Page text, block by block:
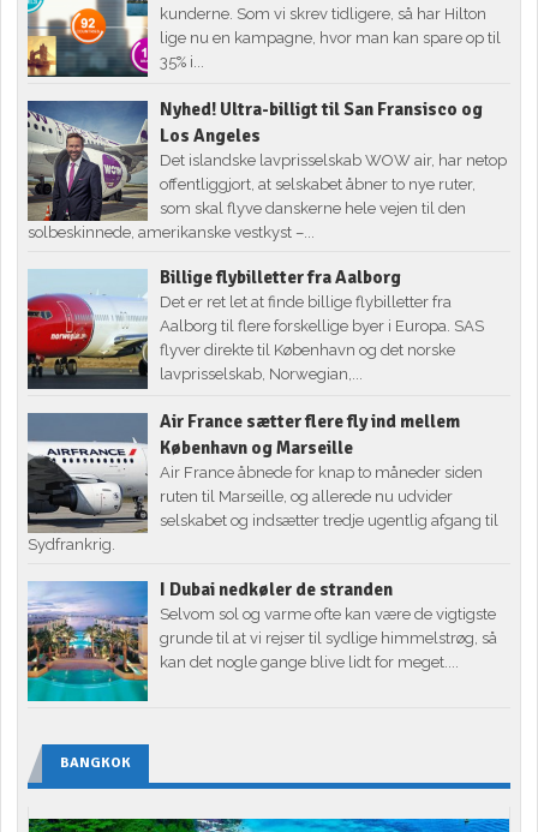
kunderne. Som vi skrev tidligere, så har Hilton
lige nu en kampagne, hvor man kan spare op til
35% i...
Nyhed! Ultra-billigt til San Fransisco og
Los Angeles
Det islandske lavprisselskab WOW air, har netop
offentliggjort, at selskabet åbner to nye ruter,
som skal flyve danskerne hele vejen til den
solbeskinnede, amerikanske vestkyst –...
Billige flybilletter fra Aalborg
Det er ret let at finde billige flybilletter fra
Aalborg til flere forskellige byer i Europa. SAS
flyver direkte til København og det norske
lavprisselskab, Norwegian,...
Air France sætter flere fly ind mellem
København og Marseille
Air France åbnede for knap to måneder siden
ruten til Marseille, og allerede nu udvider
selskabet og indsætter tredje ugentlig afgang til
Sydfrankrig.
I Dubai nedkøler de stranden
Selvom sol og varme ofte kan være de vigtigste
grunde til at vi rejser til sydlige himmelstrøg, så
kan det nogle gange blive lidt for meget....
BANGKOK